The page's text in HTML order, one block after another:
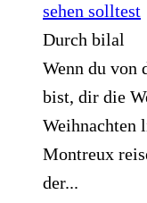
sehen solltest
Durch bilal
Wenn du von
bist, dir die
Weihnachten
Montreux
der...